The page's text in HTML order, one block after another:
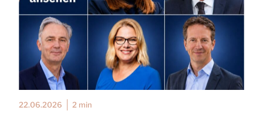
22.06.2026 2 min